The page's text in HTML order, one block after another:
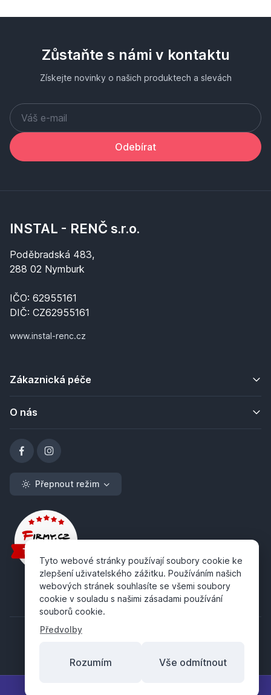
Zůstaňte s námi v kontaktu
Získejte novinky o našich produktech a slevách
Odebírat
INSTAL - RENČ s.r.o.
Poděbradská 483,
288 02 Nymburk
IČO: 62955161
DIČ: CZ62955161
www.instal-renc.cz
Zákaznická péče
O nás
Přepnout režim
Tyto webové stránky používají soubory cookie ke
zlepšení uživatelského zážitku. Používáním našich
webových stránek souhlasíte se všemi soubory
cookie v souladu s našimi zásadami používání
souborů cookie.
Předvolby
Rozumím Vše odmítnout